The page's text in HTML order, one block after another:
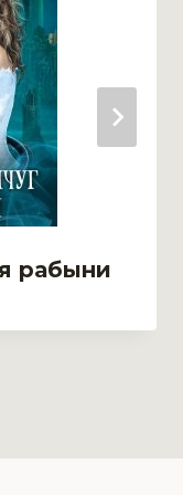
рабыни